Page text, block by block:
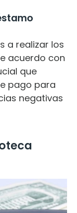
a realizar los
acuerdo con
que
pago para
negativas